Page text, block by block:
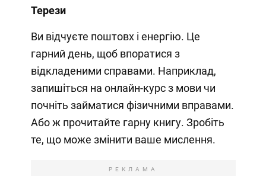
Терези
Ви відчуєте поштовх і енергію. Це
гарний день, щоб впоратися з
відкладеними справами. Наприклад,
запишіться на онлайн-курс з мови чи
почніть займатися фізичними вправами.
Або ж прочитайте гарну книгу. Зробіть
те, що може змінити ваше мислення.
РЕКЛАМА